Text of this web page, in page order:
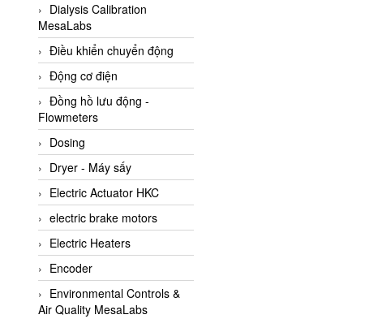
ANDERSON-NEGELE
ANDILOG Technologies
Vietnam
Anritsu
ANTEC S.A
Antico pumps
Anybus/ HMS
AOBEN
Apex Dynamics Vietnam
Apex Dynamics Vietnam
Apiste
APLISENS VietNam
Apollo Fire
Dialysis Calibration
MesaLabs
Điều khiển chuyển động
Động cơ điện
Đồng hồ lưu động -
Flowmeters
Dosing
Dryer - Máy sấy
Electric Actuator HKC
electric brake motors
Electric Heaters
Encoder
Environmental Controls &
Air Quality MesaLabs